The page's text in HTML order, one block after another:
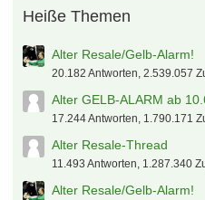
Heiße Themen
Alter Resale/Gelb-Alarm!
20.182 Antworten, 2.539.057
Alter GELB-ALARM ab
17.244 Antworten, 1.790.171
Alter Resale-Thread
11.493 Antworten, 1.287.340
Alter Resale/Gelb-Alarm!